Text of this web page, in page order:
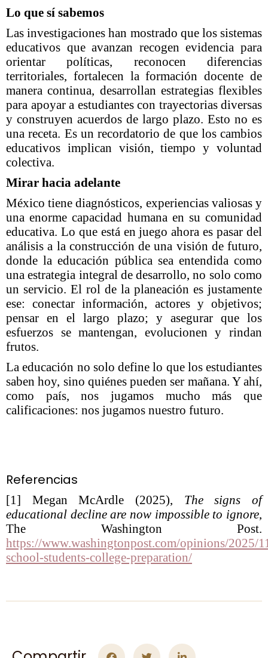
Lo que sí sabemos
Las investigaciones han mostrado que los sistemas
educativos que avanzan recogen evidencia para
orientar políticas, reconocen diferencias
territoriales, fortalecen la formación docente de
manera continua, desarrollan estrategias flexibles
para apoyar a estudiantes con trayectorias diversas
y construyen acuerdos de largo plazo. Esto no es
una receta. Es un recordatorio de que los cambios
educativos implican visión, tiempo y voluntad
colectiva.
Mirar hacia adelante
México tiene diagnósticos, experiencias valiosas y
una enorme capacidad humana en su comunidad
educativa. Lo que está en juego ahora es pasar del
análisis a la construcción de una visión de futuro,
donde la educación pública sea entendida como
una estrategia integral de desarrollo, no solo como
un servicio. El rol de la planeación es justamente
ese: conectar información, actores y objetivos;
pensar en el largo plazo; y asegurar que los
esfuerzos se mantengan, evolucionen y rindan
frutos.
La educación no solo define lo que los estudiantes
saben hoy, sino quiénes pueden ser mañana. Y ahí,
como país, nos jugamos mucho más que
calificaciones: nos jugamos nuestro futuro.
Referencias
[1] Megan McArdle (2025), The signs of
educational decline are now impossible to ignore,
The Washington Post.
https://www.washingtonpost.com/opinions/2025/
school-students-college-preparation/